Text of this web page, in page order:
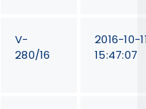
V-
280/16
2016-10-
15:47:07